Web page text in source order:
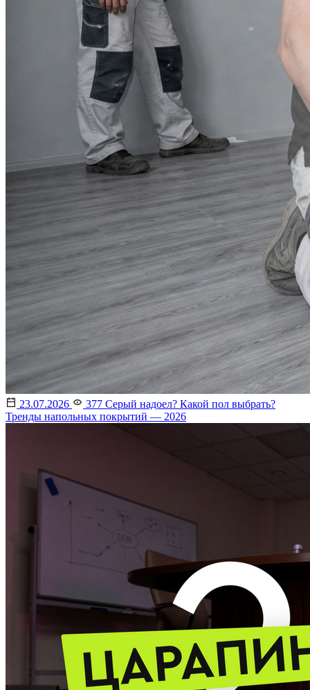
23.07.2026 377 Серый надоел? Какой пол выбрать?
Тренды напольных покрытий — 2026